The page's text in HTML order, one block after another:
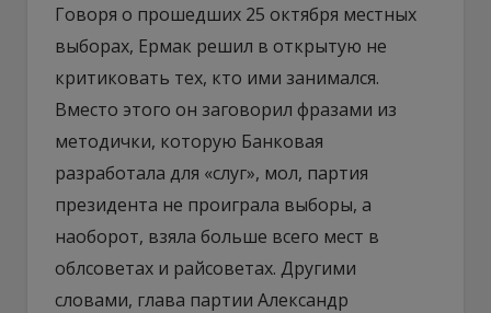
Говоря о прошедших 25 октября местных
выборах, Ермак решил в открытую не
критиковать тех, кто ими занимался.
Вместо этого он заговорил фразами из
методички, которую Банковая
разработала для «слуг», мол, партия
президента не проиграла выборы, а
наоборот, взяла больше всего мест в
облсоветах и райсоветах. Другими
словами, глава партии Александр